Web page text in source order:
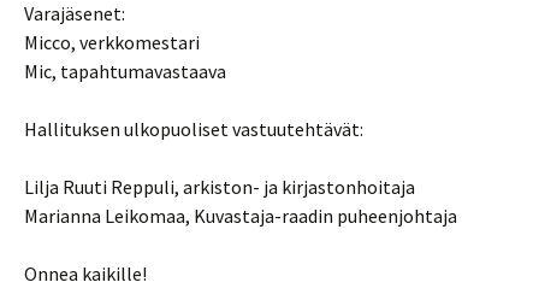
Varajäsenet:
Micco, verkkomestari
Mic, tapahtumavastaava
Hallituksen ulkopuoliset vastuutehtävät:
Lilja Ruuti Reppuli, arkiston- ja kirjastonhoitaja
Marianna Leikomaa, Kuvastaja-raadin puheenjohtaja
Onnea kaikille!